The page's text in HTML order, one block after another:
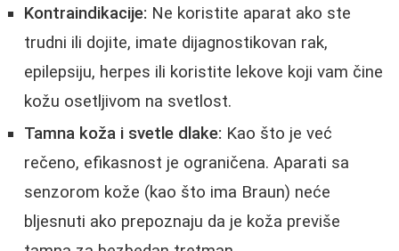
Kontraindikacije: Ne koristite aparat ako ste
trudni ili dojite, imate dijagnostikovan rak,
epilepsiju, herpes ili koristite lekove koji vam čine
kožu osetljivom na svetlost.
Tamna koža i svetle dlake: Kao što je već
rečeno, efikasnost je ograničena. Aparati sa
senzorom kože (kao što ima Braun) neće
bljesnuti ako prepoznaju da je koža previše